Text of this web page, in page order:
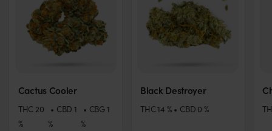
Cactus Cooler
THC 20
%
CBD 1
%
CBG 1
%
Black Destroyer
THC14 % CBD 0 %